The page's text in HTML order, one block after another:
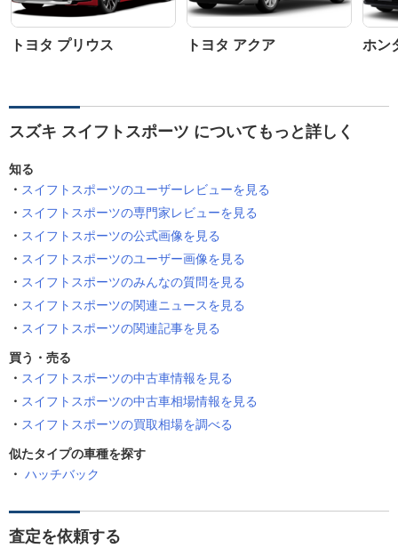
トヨタ プリウス トヨタ アクア ホン
スズキ スイフトスポーツ についてもっと詳しく
知る
スイフトスポーツのユーザーレビューを見る
スイフトスポーツの専門家レビューを見る
スイフトスポーツの公式画像を見る
スイフトスポーツのユーザー画像を見る
スイフトスポーツのみんなの質問を見る
スイフトスポーツの関連ニュースを見る
スイフトスポーツの関連記事を見る
買う・売る
スイフトスポーツの中古車情報を見る
スイフトスポーツの中古車相場情報を見る
スイフトスポーツの買取相場を調べる
似たタイプの車種を探す
ハッチバック
査定を依頼する